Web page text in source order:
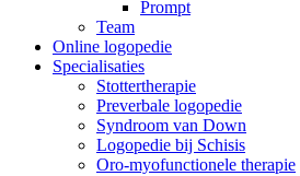
Prompt
Team
Online logopedie
Specialisaties
Stottertherapie
Preverbale logopedie
Syndroom van Down
Logopedie bij Schisis
Oro-myofunctionele therapie